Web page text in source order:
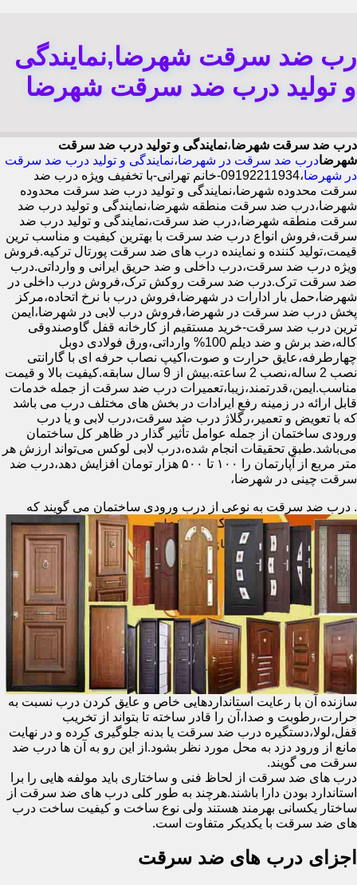
ضد سرقت شهرضا,نمایندگی
و تولید درب ضد سرقت شهرضا
درب ضد سرقت شهرضا،نمایندگی و تولید درب ضد سرقت
شهرضادرب ضد سرقت در شهرضا،نمایندگی و تولید درب ضد سرقت
در شهرضا
،09192211934-خانم تهرانی-با تخفیف ویژه درب ضد
سرقت محدوده شهرضا،نمایندگی و تولید درب ضد سرقت محدوده
شهرضا،درب ضد سرقت منطقه شهرضا،نمایندگی و تولید درب ضد
سرقت منطقه شهرضا،درب ضد سرقت،نمایندگی و تولید درب ضد
سرقت،فروش انواع درب ضد سرقت با بهترین کیفیت و مناسب ترین
قیمت،تولید کننده و نماینده درب های ضد سرقت پورتال ترکیه.فروش
ویژه درب ضد سرقت،درب داخلی و ضد حریق ایرانی و وارداتی.درب
ضد سرقت ترک.درب ضد سرقت روکش ترک،فروش درب داخلی در
شهرضا،حمل بار ادارات در شهرضا،فروش درب با نرخ اتحاده،مرکز
پخش درب ضد سرقت در شهرضا،فروش درب لابی در شهرضا،ایمن
ترین درب ضد سرقت-خرید مستقیم از کارخانه قفل گاوصندوقی
کاله،ضد برش و ضد دیلم 100% وارداتی،ورق فولادی دوبل
چهارطرفه،عایق حرارت و صوت،اکیپ نصاب حرفه ای با گارانتی
نصب 2 ساله،نصب 2 ساعته.بیش از 9 سال سابقه.کیفیت بالا و قیمت
مناسب.ایمن،قدرتمند،زیبا،تعمیرات درب ضد سرقت از جمله خدمات
قابل ارائه در زمینه رفع ایرادات در بخش های مختلف درب می باشد
که با تعویض و تعمیر،رگلاژ درب ضد سرقت،درب لابی و یا درب
ورودی ساختمان از جمله عوامل تأثیر گذار در ظاهر کل ساختمان
می‌باشد.طبق تحقیقات انجام شده،درب لابی لوکس می‌تواند ارزش هر
متر مربع از آپارتمان را ۱۰۰ تا ۵۰۰ هزار تومان افزایش دهد،درب ضد
سرقت چینی در شهرضا،
. درب ضد سرقت به نوعی از درب ورودی ساختمان می گویند که
سازنده آن با رعایت استانداردهایی خاص و عایق کردن درب نسبت به
حرارت،رطوبت و صدا،آن را قادر ساخته تا بتواند از تخریب
قفل،لولا،دستگیره درب ضد سرقت یا بدنه جلوگیری کرده و در نهایت
مانع از ورود دزد به محل مورد نظر بشود.از این رو به آن ها درب ضد
سرقت می گویند.
درب های ضد سرقت از لحاظ فنی و ساختاری باید مولفه هایی را برا
استاندارد بودن دارا باشند.هرچند به طور کلی درب های ضد سرقت از
ساختار یکسانی بهرمند هستند ولی نوع ساخت و کیفیت ساخت درب
های ضد سرقت با یکدیکر متفاوت است.
اجزای درب های ضد سرقت